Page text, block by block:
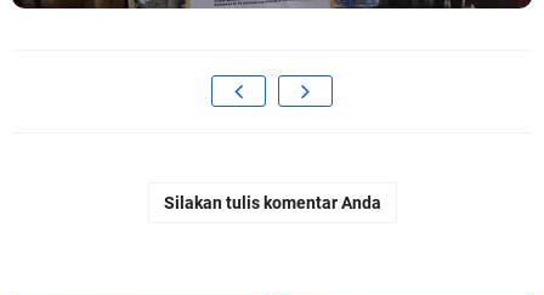
Silakan tulis komentar Anda